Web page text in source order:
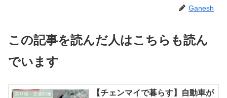
Ganesh
この記事を読んだ人はこちらも読ん
でいます
乗り物・交通関連
【チェンマイで暮らす】自動車が